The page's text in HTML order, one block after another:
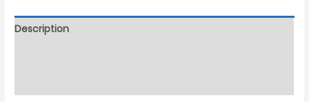
Description